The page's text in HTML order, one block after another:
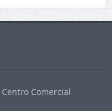
Comercial